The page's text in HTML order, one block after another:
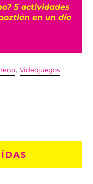
Romita, uno de
la CDMX
,Videojuegos